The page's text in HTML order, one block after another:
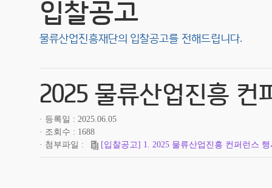
입찰공고
물류산업진흥재단의 입찰공고를 전해드립니다.
2025 물류산업진흥 컨
등록일
2025.06.05
조회수
1688
첨부파일
[입찰공고] 1. 2025 물류산업진흥 컨퍼런스